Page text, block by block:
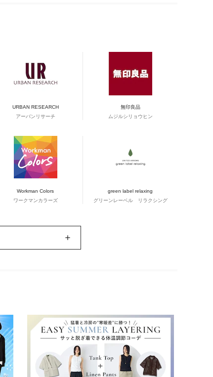
URBAN RESEARCH
アーバンリサーチ
無印良品
ムジルシリョウヒン
Workman Colors
ワークマンカラーズ
green label relaxing
グリーンレーベル リラクシング